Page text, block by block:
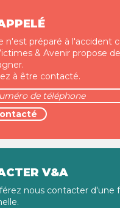
n'est préparé à l'accident
& Avenir propose
à être contacté.
V&A
nous contacter d'une